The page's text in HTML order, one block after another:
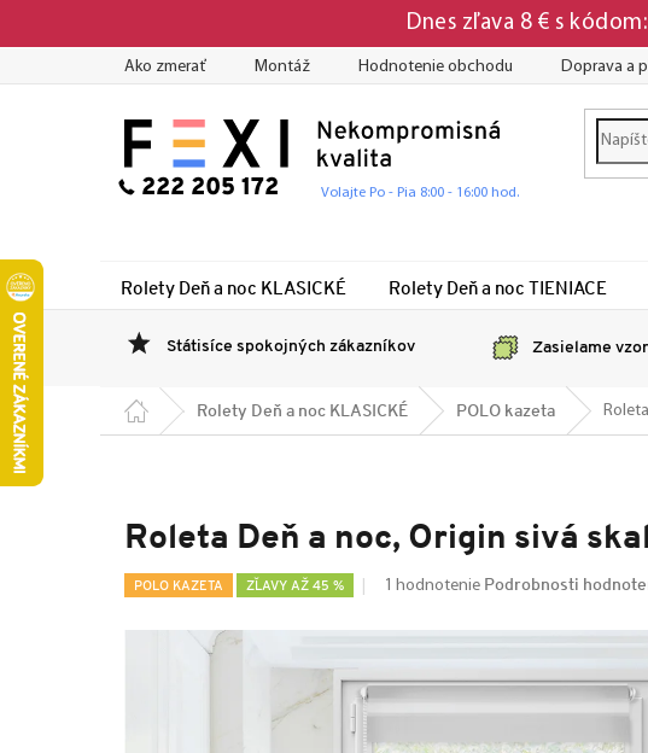
Dnes zľava 8 € s
Ako zmerať Montáž Hodnotenie obchodu Doprava a
222 205 172 Volajte Po - Pia 8:00 - 16:00 hod.
Rolety Deň a noc KLASICKÉ Rolety Deň a noc TIENIACE
Státisíce spokojných zákazníkov Zasielame
DomovRolety Deň a noc KLASICKÉ POLO kazeta
Roleta Deň a noc, Origin sivá
POLO KAZETA ZĽAVY AŽ 45 % 1 hodnotenie Podrobnosti